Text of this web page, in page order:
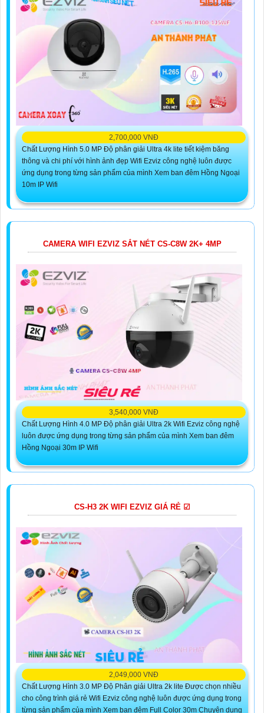
2,700,000 VNĐ
Chất Lượng Hình 5.0 MP Độ phân giải Ultra 4k lite tiết kiệm băng
thông và chi phí với hình ảnh đẹp Wifi Ezviz công nghệ luôn được
ứng dụng trong từng sản phẩm của mình Xem ban đêm Hồng Ngoại
10m IP Wifi
CAMERA WIFI EZVIZ SẮT NÉT CS-C8W 2K+ 4MP
3,540,000 VNĐ
Chất Lượng Hình 4.0 MP Độ phân giải Ultra 2k Wifi Ezviz công nghệ
luôn được ứng dụng trong từng sản phẩm của mình Xem ban đêm
Hồng Ngoại 30m IP Wifi
CS-H3 2K WIFI EZVIZ GIÁ RẺ ☑
2,049,000 VNĐ
Chất Lượng Hình 3.0 MP Độ Phân giải Ultra 2k lite Được chọn nhiều
cho công trình giá rẻ Wifi Ezviz công nghệ luôn được ứng dụng trong
từng sản phẩm của mình Xem ban đêm Full Color 30m Chuyên dụng